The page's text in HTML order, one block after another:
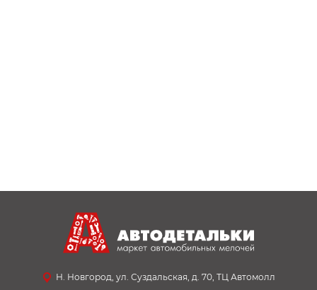
Н. Новгород, ул. Суздальская, д. 70, ТЦ Автомолл